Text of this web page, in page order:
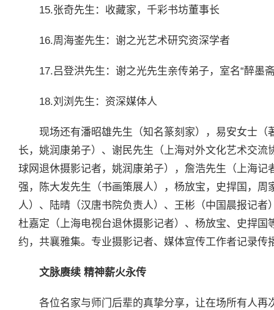
15.张奇先生：收藏家，千彩书坊董事长
16.周海崟先生：谢之光艺术研究资深学者
17.吕登洪先生：谢之光先生亲传弟子，室名“醉墨
18.刘浏先生：资深媒体人
现场还有潘昭雄先生（知名篆刻家），易安女士
长，姚润康弟子）、谢民先生（上海对外文化艺术交
球网退休摄影记者，姚润康弟子），詹浩先生（上海
强，陈大发先生（书画策展人），杨放宝，史捍国，
人）、陆晴（汉唐书院负责人）、王彬（中国晨报记
杜嘉定（上海电视台退休摄影记者）、杨放宝、史捍
约，共襄雅集。专业摄影记者、媒体宣传工作者记录传
文脉赓续 精神薪火永传
各位名家与师门后辈的真挚分享，让在场所有人